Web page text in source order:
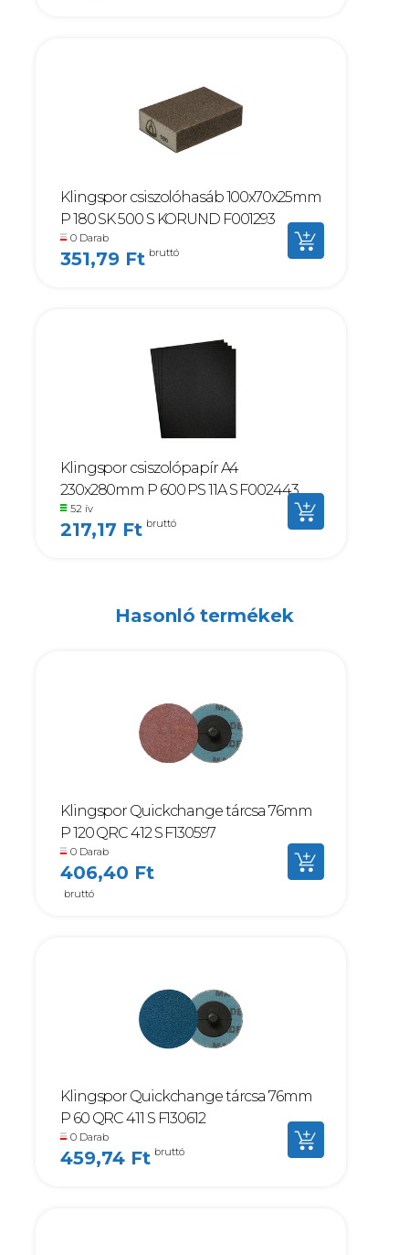
Klingspor csiszolóhasáb 100x70x25mm
P 180 SK 500 S KORUND F001293
0 Darab
351,79 Ft bruttó
Klingspor csiszolópapír A4
230x280mm P 600 PS 11A S F002443
52 ív
217,17 Ft bruttó
Hasonló termékek
Klingspor Quickchange tárcsa 76mm
P 120 QRC 412 S F130597
0 Darab
406,40 Ft
bruttó
Klingspor Quickchange tárcsa 76mm
P 60 QRC 411 S F130612
0 Darab
459,74 Ft bruttó